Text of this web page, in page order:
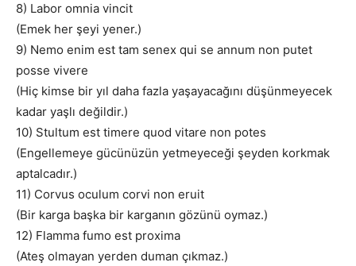
8) Labor omnia vincit
(Emek her şeyi yener.)
9) Nemo enim est tam senex qui se annum non putet
posse vivere
(Hiç kimse bir yıl daha fazla yaşayacağını düşünmeyecek
kadar yaşlı değildir.)
10) Stultum est timere quod vitare non potes
(Engellemeye gücünüzün yetmeyeceği şeyden korkmak
aptalcadır.)
11) Corvus oculum corvi non eruit
(Bir karga başka bir karganın gözünü oymaz.)
12) Flamma fumo est proxima
(Ateş olmayan yerden duman çıkmaz.)